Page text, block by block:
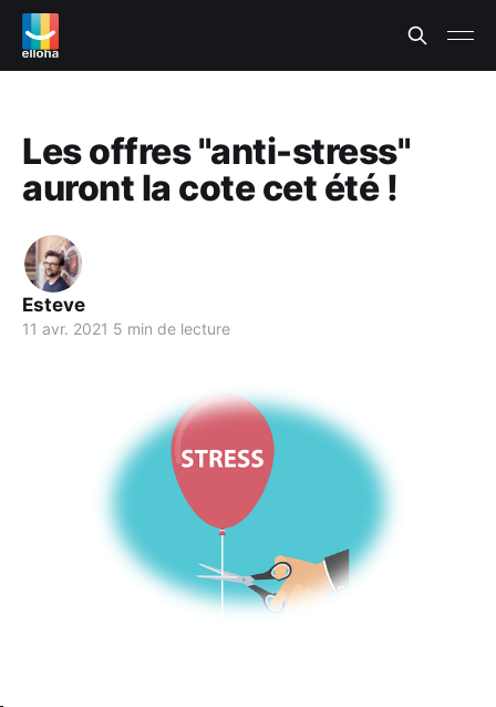
Les offres "anti-stress"
auront la cote cet été !
Esteve
11 avr. 2021 5 min de lecture